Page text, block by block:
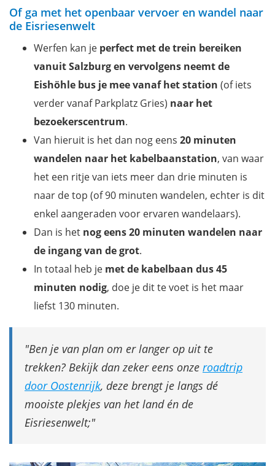
Of ga met het openbaar vervoer en wandel naar
de Eisriesenwelt
Werfen kan je perfect met de trein bereiken
vanuit Salzburgen vervolgens neemt de
Eishöhle bus je mee vanaf het station (of iets
verder vanaf Parkplatz Gries) naar het
bezoekerscentrum.
Van hieruit is het dan nog eens 20 minuten
wandelen naar het kabelbaanstation, van waar
het een ritje van iets meer dan drie minuten is
naar de top (of 90 minuten wandelen, echter is dit
enkel aangeraden voor ervaren wandelaars).
Dan is het nog eens 20 minuten wandelen naar
de ingang van de grot.
In totaal heb je met de kabelbaan dus 45
minuten nodig, doe je dit te voet is het maar
liefst 130 minuten.
Ben je van plan om er langer op uit te
trekken? Bekijk dan zeker eens onze roadtrip
door Oostenrijk, deze brengt je langs dé
mooiste plekjes van het land én de
Eisriesenwelt;